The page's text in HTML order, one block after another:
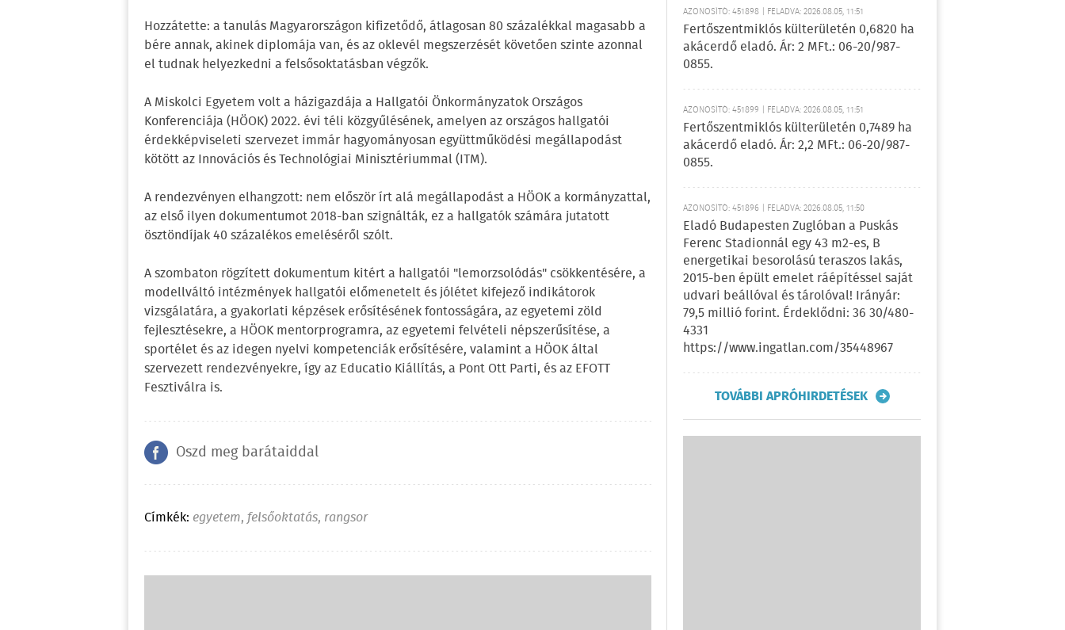
Hozzátette: a tanulás Magyarországon kifizetődő, átlagosan 80 százalékkal magasabb a
bére annak, akinek diplomája van, és az oklevél megszerzését követően szinte azonnal
el tudnak helyezkedni a felsősoktatásban végzők.
A Miskolci Egyetem volt a házigazdája a Hallgatói Önkormányzatok Országos
Konferenciája (HÖOK) 2022. évi téli közgyűlésének, amelyen az országos hallgatói
érdekképviseleti szervezet immár hagyományosan együttműködési megállapodást
kötött az Innovációs és Technológiai Minisztériummal (ITM).
A rendezvényen elhangzott: nem először írt alá megállapodást a HÖOK a kormányzattal,
az első ilyen dokumentumot 2018-ban szignálták, ez a hallgatók számára jutatott
ösztöndíjak 40 százalékos emeléséről szólt.
A szombaton rögzített dokumentum kitért a hallgatói "lemorzsolódás" csökkentésére, a
modellváltó intézmények hallgatói előmenetelt és jólétet kifejező indikátorok
vizsgálatára, a gyakorlati képzések erősítésének fontosságára, az egyetemi zöld
fejlesztésekre, a HÖOK mentorprogramra, az egyetemi felvételi népszerűsítése, a
sportélet és az idegen nyelvi kompetenciák erősítésére, valamint a HÖOK által
szervezett rendezvényekre, így az Educatio Kiállítás, a Pont Ott Parti, és az EFOTT
Fesztiválra is.
Oszd meg barátaiddal
Címkék: egyetem,felsőoktatás, rangsor
AZONOSÍTÓ: 451898 | FELADVA: 2026.08.05, 11:51
Fertőszentmiklós külterületén 0,6820 ha
akácerdő eladó. Ár: 2 MFt.: 06-20/987-
0855.
AZONOSÍTÓ: 451899 | FELADVA: 2026.08.05, 11:51
Fertőszentmiklós külterületén 0,7489 ha
akácerdő eladó. Ár: 2,2 MFt.: 06-20/987-
0855.
AZONOSÍTÓ: 451896 | FELADVA: 2026.08.05, 11:50
Eladó Budapesten Zuglóban a Puskás
Ferenc Stadionnál egy 43 m2-es, B
energetikai besorolású teraszos lakás,
2015-ben épült emelet ráépítéssel saját
udvari beállóval és tárolóval! Irányár:
79,5 millió forint. Érdeklődni: 36 30/480-
4331
https://www.ingatlan.com/35448967
TOVÁBBI APRÓHIRDETÉSEK